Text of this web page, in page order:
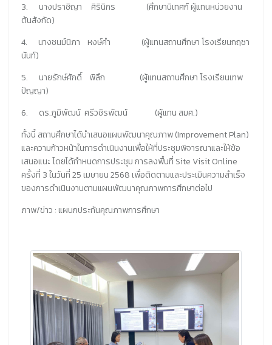
3. นางปราชิญา ศิรินิกร (ศึกษานิเทศก์ ผู้แทนหน่วยงาน
ต้นสังกัด)
4. นางชนม์นิภา หงษ์คำ (ผู้แทนสถานศึกษา โรงเรียนกฤชา
นันท์)
5. นายรักษ์ศักดิ์ พิลึก (ผู้แทนสถานศึกษา โรงเรียนเทพ
ปัญญา)
6. ดร.ภูมิพัฒน์ ศรีวชิรพัฒน์ (ผู้แทน สมศ.)
ทั้งนี้ สถานศึกษาได้นำเสนอแผนพัฒนาคุณภาพ (Improvement Plan)
และความก้าวหน้าในการดำเนินงานเพื่อให้ที่ประชุมพิจารณาและให้ข้อ
เสนอแนะ โดยได้กำหนดการประชุม การลงพื้นที่ Site Visit Online
ครั้งที่ 3 ในวันที่ 25 เมษายน 2568 เพื่อติดตามและประเมินความสำเร็จ
ของการดำเนินงานตามแผนพัฒนาคุณภาพการศึกษาต่อไป
ภาพ/ข่าว : แผนกประกันคุณภาพการศึกษา